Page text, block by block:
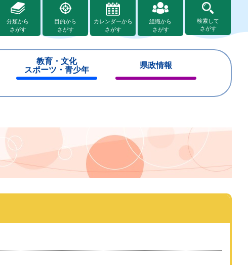
分類から
さがす
目的から
さがす
カレンダーから
さがす
組織から
さがす
検索して
さがす
教育・文化
スポーツ・青少年
じ
県政情報
じ